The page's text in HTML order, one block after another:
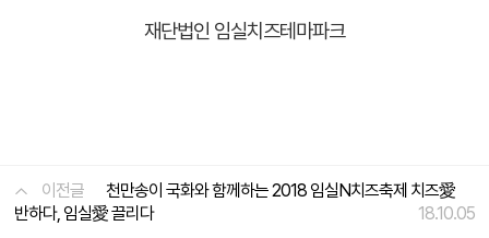
재단법인 임실치즈테마파크
이전글
천만송이 국화와 함께하는 2018 임실N치즈축제 치즈愛
반하다, 임실愛 끌리다
18.10.05